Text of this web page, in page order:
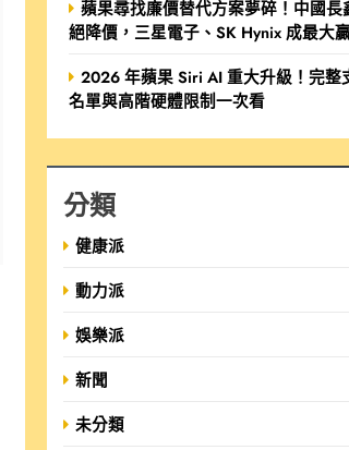
蘋果尋找廉價替代方案夢碎！中國長
絕降價，三星電子、SK Hynix 成最大
2026 年蘋果 Siri AI 重大升級！完整
名單與高階硬體限制一次看
分類
健康派
動力派
娛樂派
新聞
未分類